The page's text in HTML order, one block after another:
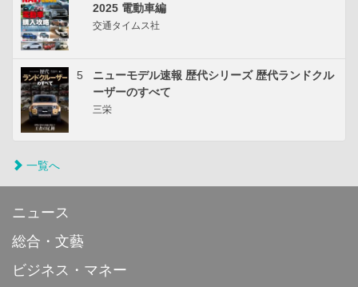
2025 電動車編
交通タイムス社
5
ニューモデル速報 歴代シリーズ 歴代ランドクル
ーザーのすべて
三栄
一覧へ
ニュース
総合・文藝
ビジネス・マネー